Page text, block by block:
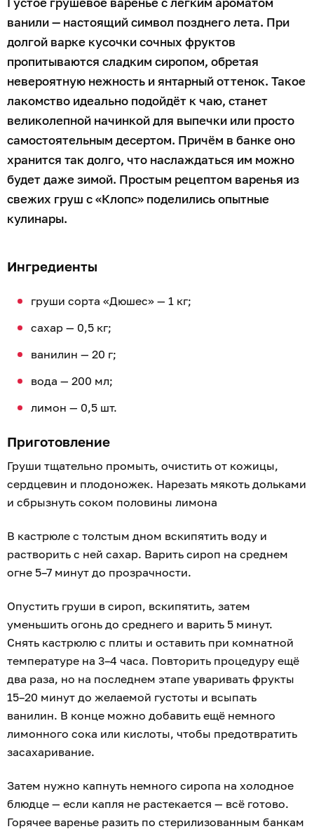
ванили — настоящий символ позднего лета. При
долгой варке кусочки сочных фруктов
пропитываются сладким сиропом, обретая
невероятную нежность и янтарный оттенок. Такое
лакомство идеально подойдёт к чаю, станет
великолепной начинкой для выпечки или просто
самостоятельным десертом. Причём в банке оно
хранится так долго, что наслаждаться им можно
будет даже зимой. Простым рецептом варенья из
свежих груш с «Клопс» поделились опытные
кулинары.
Ингредиенты
груши сорта «Дюшес» — 1 кг;
сахар — 0,5 кг;
ванилин — 20 г;
вода — 200 мл;
лимон — 0,5 шт.
Приготовление
Груши тщательно промыть, очистить от кожицы,
сердцевин и плодоножек. Нарезать мякоть дольками
и сбрызнуть соком половины лимона
В кастрюле с толстым дном вскипятить воду и
растворить с ней сахар. Варить сироп на среднем
огне 5–7 минут до прозрачности.
Опустить груши в сироп, вскипятить, затем
уменьшить огонь до среднего и варить 5 минут.
Снять кастрюлю с плиты и оставить при комнатной
температуре на 3–4 часа. Повторить процедуру ещё
два раза, но на последнем этапе уваривать фрукты
15–20 минут до желаемой густоты и всыпать
ванилин. В конце можно добавить ещё немного
лимонного сока или кислоты, чтобы предотвратить
засахаривание.
Затем нужно капнуть немного сиропа на холодное
блюдце — если капля не растекается — всё готово.
Горячее варенье разить по стерилизованным банкам